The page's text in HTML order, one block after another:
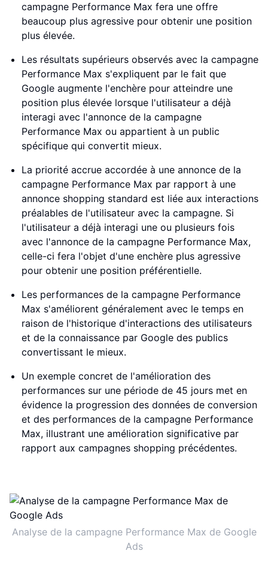
campagne Performance Max fera une offre
beaucoup plus agressive pour obtenir une position
plus élevée.
Les résultats supérieurs observés avec la campagne
Performance Max s'expliquent par le fait que
Google augmente l'enchère pour atteindre une
position plus élevée lorsque l'utilisateur a déjà
interagi avec l'annonce de la campagne
Performance Max ou appartient à un public
spécifique qui convertit mieux.
La priorité accrue accordée à une annonce de la
campagne Performance Max par rapport à une
annonce shopping standard est liée aux interactions
préalables de l'utilisateur avec la campagne. Si
l'utilisateur a déjà interagi une ou plusieurs fois
avec l'annonce de la campagne Performance Max,
celle-ci fera l'objet d'une enchère plus agressive
pour obtenir une position préférentielle.
Les performances de la campagne Performance
Max s'améliorent généralement avec le temps en
raison de l'historique d'interactions des utilisateurs
et de la connaissance par Google des publics
convertissant le mieux.
Un exemple concret de l'amélioration des
performances sur une période de 45 jours met en
évidence la progression des données de conversion
et des performances de la campagne Performance
Max, illustrant une amélioration significative par
rapport aux campagnes shopping précédentes.
Analyse de la campagne Performance Max de Google
Ads